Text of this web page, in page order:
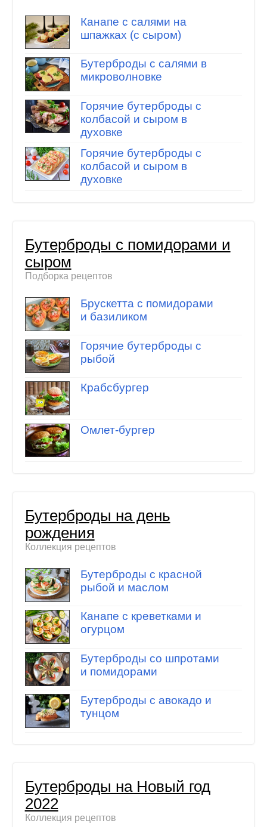
Канапе с салями на
шпажках (с сыром)
Бутерброды с салями в
микроволновке
Горячие бутерброды с
колбасой и сыром в
духовке
Горячие бутерброды с
колбасой и сыром в
духовке
Бутерброды с помидорами и
сыром
Подборка рецептов
Брускетта с помидорами
и базиликом
Горячие бутерброды с
рыбой
Крабсбургер
Омлет-бургер
Бутерброды на день
рождения
Коллекция рецептов
Бутерброды с красной
рыбой и маслом
Канапе с креветками и
огурцом
Бутерброды со шпротами
и помидорами
Бутерброды с авокадо и
тунцом
Бутерброды на Новый год
2022
Коллекция рецептов